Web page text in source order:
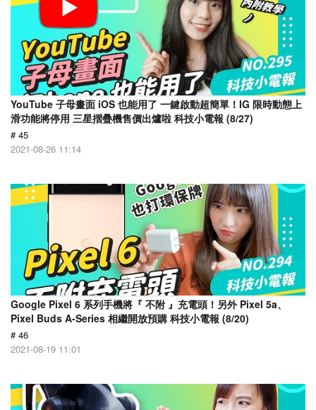
YouTube 子母畫面 iOS 也能用了 一鍵啟動超簡單！IG 限時動態上
滑功能將停用 三星摺疊機售價出爐啦 科技小電報 (8/27)
# 45
2021-08-26 11:14
Google Pixel 6 系列手機將『 不附 』充電頭！另外 Pixel 5a、
Pixel Buds A-Series 相繼開放預購 科技小電報 (8/20)
# 46
2021-08-19 11:01